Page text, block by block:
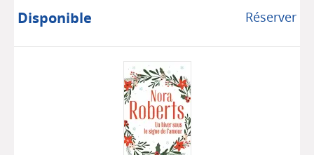
Réserver
Disponible